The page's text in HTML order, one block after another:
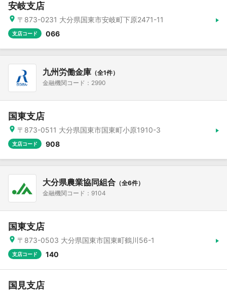
安岐支店
〒873-0231 大分県国東市安岐町下原2471-11
支店コード 066
九州労働金庫 （全1件）
金融機関コード：2990
国東支店
〒873-0511 大分県国東市国東町小原1910-3
支店コード 908
大分県農業協同組合 （全6件）
金融機関コード：9104
国東支店
〒873-0503 大分県国東市国東町鶴川56-1
支店コード 140
国見支店